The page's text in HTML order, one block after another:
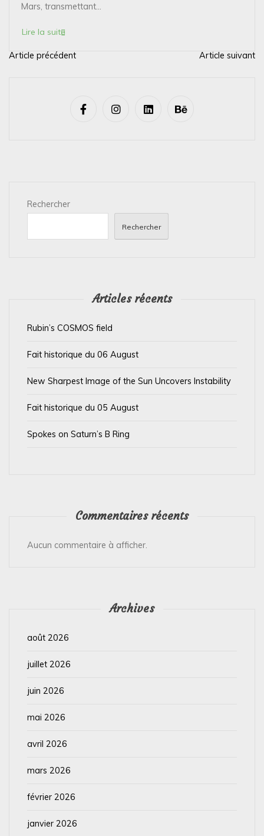
Mars, transmettant...
Lire la suite
N
Article précédent Article suivant
Rechercher
Rechercher
Articles récents
Rubin’s COSMOS field
Fait historique du 06 August
New Sharpest Image of the Sun Uncovers Instability
Fait historique du 05 August
Spokes on Saturn’s B Ring
Commentaires récents
Aucun commentaire à afficher.
Archives
août 2026
juillet 2026
juin 2026
mai 2026
avril 2026
mars 2026
février 2026
janvier 2026